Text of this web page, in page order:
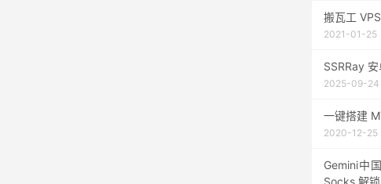
搬瓦工
2021-01-25
SSRRay
2025-09-24
一键搭建
2020-12-25
Gemini中
Socks 解